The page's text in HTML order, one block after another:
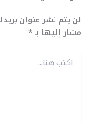
لن يتم نشر عنوان
مشار إليها بـ*
اكتب
هنا...